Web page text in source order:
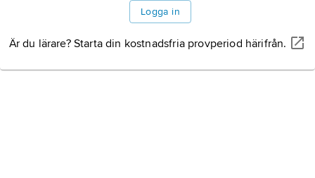
Logga in
Är du lärare? Starta din kostnadsfria provperiod härifrån.